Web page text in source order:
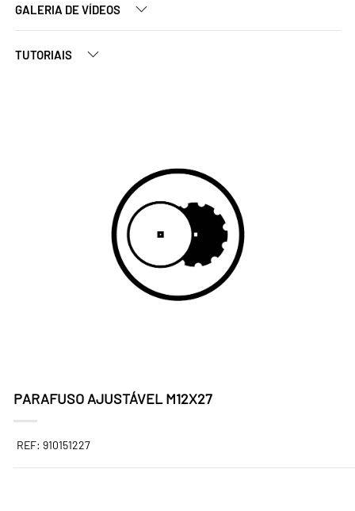
GALERIA DE VÍDEOS
TUTORIAIS
PARAFUSO AJUSTÁVEL M12X27
REF: 910151227